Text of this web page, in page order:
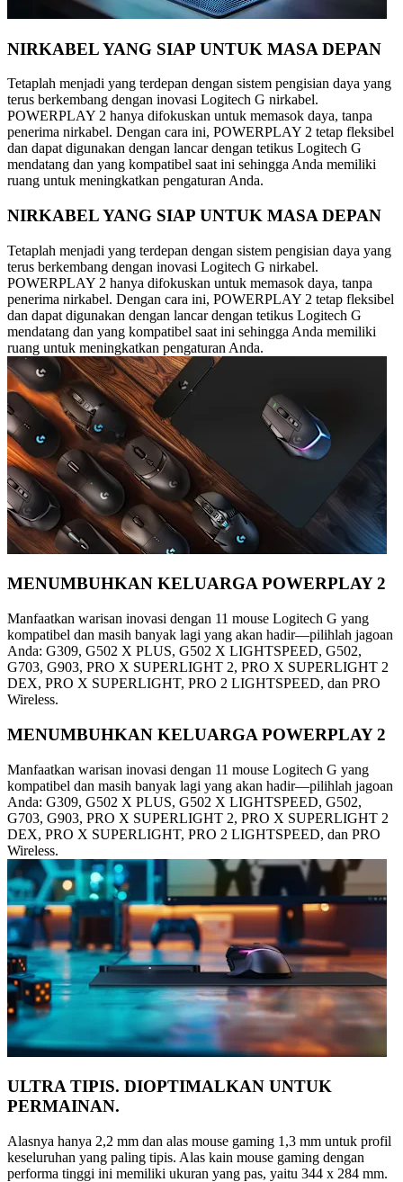
NIRKABEL YANG SIAP UNTUK MASA DEPAN
Tetaplah menjadi yang terdepan dengan sistem pengisian daya yang
terus berkembang dengan inovasi Logitech G nirkabel.
POWERPLAY 2 hanya difokuskan untuk memasok daya, tanpa
penerima nirkabel. Dengan cara ini, POWERPLAY 2 tetap fleksibel
dan dapat digunakan dengan lancar dengan tetikus Logitech G
mendatang dan yang kompatibel saat ini sehingga Anda memiliki
ruang untuk meningkatkan pengaturan Anda.
NIRKABEL YANG SIAP UNTUK MASA DEPAN
Tetaplah menjadi yang terdepan dengan sistem pengisian daya yang
terus berkembang dengan inovasi Logitech G nirkabel.
POWERPLAY 2 hanya difokuskan untuk memasok daya, tanpa
penerima nirkabel. Dengan cara ini, POWERPLAY 2 tetap fleksibel
dan dapat digunakan dengan lancar dengan tetikus Logitech G
mendatang dan yang kompatibel saat ini sehingga Anda memiliki
ruang untuk meningkatkan pengaturan Anda.
MENUMBUHKAN KELUARGA POWERPLAY 2
Manfaatkan warisan inovasi dengan 11 mouse Logitech G yang
kompatibel dan masih banyak lagi yang akan hadir—pilihlah jagoan
Anda: G309, G502 X PLUS, G502 X LIGHTSPEED, G502,
G703, G903, PRO X SUPERLIGHT 2, PRO X SUPERLIGHT 2
DEX, PRO X SUPERLIGHT, PRO 2 LIGHTSPEED, dan PRO
Wireless.
MENUMBUHKAN KELUARGA POWERPLAY 2
Manfaatkan warisan inovasi dengan 11 mouse Logitech G yang
kompatibel dan masih banyak lagi yang akan hadir—pilihlah jagoan
Anda: G309, G502 X PLUS, G502 X LIGHTSPEED, G502,
G703, G903, PRO X SUPERLIGHT 2, PRO X SUPERLIGHT 2
DEX, PRO X SUPERLIGHT, PRO 2 LIGHTSPEED, dan PRO
Wireless.
ULTRA TIPIS. DIOPTIMALKAN UNTUK
PERMAINAN.
Alasnya hanya 2,2 mm dan alas mouse gaming 1,3 mm untuk profil
keseluruhan yang paling tipis. Alas kain mouse gaming dengan
performa tinggi ini memiliki ukuran yang pas, yaitu 344 x 284 mm.